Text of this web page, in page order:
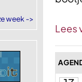
week ->
Lees